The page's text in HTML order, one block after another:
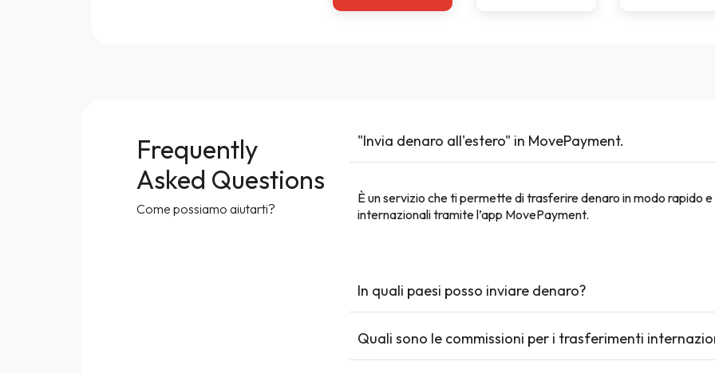
Frequently
Asked Questions
Come possiamo aiutarti?
"Invia denaro all'estero" in MovePayment.
È un servizio che ti permette di trasferire denaro in modo rapido
internazionali tramite l’app MovePayment.
In quali paesi posso inviare denaro?
Quali sono le commissioni per i trasferimenti